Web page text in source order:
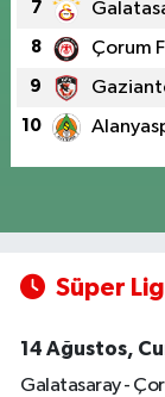
7
8 Çorum
9
10
Süper
14 Ağustos,
Galatasaray -